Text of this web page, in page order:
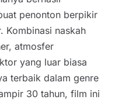
penonton berpikir
Kombinasi naskah
atmosfer
yang luar biasa
terbaik dalam genre
30 tahun, film ini